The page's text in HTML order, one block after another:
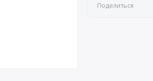
Поделиться